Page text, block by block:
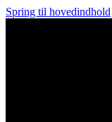
Spring til hovedindhold